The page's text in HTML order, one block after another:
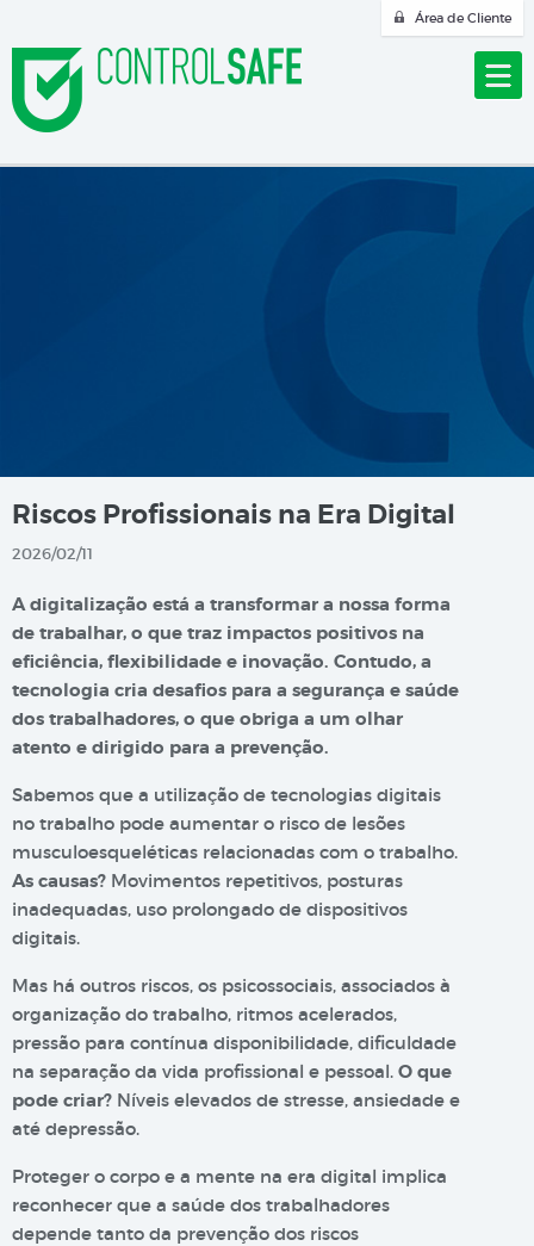
Área de Cliente
Riscos Profissionais na Era Digital
2026/02/11
A digitalização está a transformar a nossa forma
de trabalhar, o que traz impactos positivos na
eficiência, flexibilidade e inovação. Contudo, a
tecnologia cria desafios para a segurança e saúde
dos trabalhadores, o que obriga a um olhar
atento e dirigido para a prevenção.
Sabemos que a utilização de tecnologias digitais
no trabalho pode aumentar o risco de lesões
musculoesqueléticas relacionadas com o trabalho.
As causas? Movimentos repetitivos, posturas
inadequadas, uso prolongado de dispositivos
digitais.
Mas há outros riscos, os psicossociais, associados à
organização do trabalho, ritmos acelerados,
pressão para contínua disponibilidade, dificuldade
na separação da vida profissional e pessoal. O que
pode criar? Níveis elevados de stresse, ansiedade e
até depressão.
Proteger o corpo e a mente na era digital implica
reconhecer que a saúde dos trabalhadores
depende tanto da prevenção dos riscos